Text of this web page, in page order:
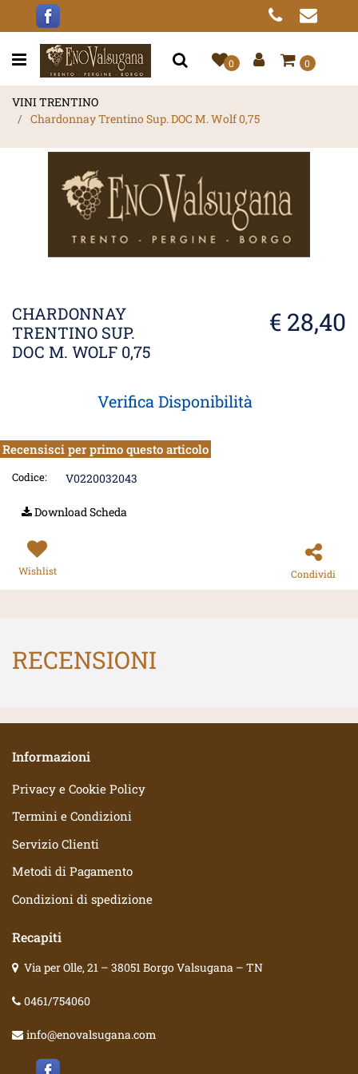
Open menu 0 0
VINI TRENTINO
Chardonnay Trentino Sup. DOC M. Wolf 0,75
CHARDONNAY
TRENTINO SUP.
DOC M. WOLF 0,75
€ 28,40
Verifica Disponibilità
Recensisci per primo questo articolo
Codice: V0220032043
Download Scheda
Wishlist Condividi
RECENSIONI
Informazioni
Privacy e Cookie Policy
Termini e Condizioni
Servizio Clienti
Metodi di Pagamento
Condizioni di spedizione
Recapiti
Via per Olle, 21 – 38051 Borgo Valsugana – TN
0461/754060
info@enovalsugana.com